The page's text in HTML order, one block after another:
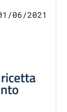
06/2021